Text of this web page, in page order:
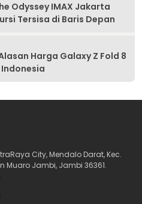
Odyssey IMAX Jakarta
Tersisa di Baris Depan
Harga Galaxy Z Fold 8
Indonesia
City, Mendalo Darat, Kec.
Muaro Jambi, Jambi 36361.